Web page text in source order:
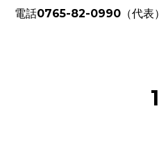
電話0765-82-0990（代表）
1